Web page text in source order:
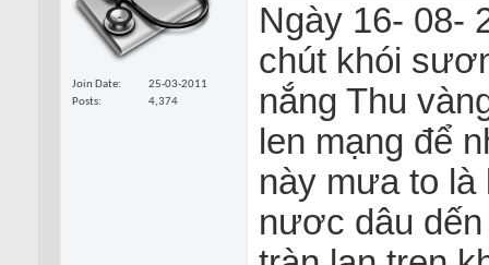
Join Date
25-03-2011
Posts
4,374
Ngày 16- 08-
chút khói
nắng Thu
len mạng để
này mưa to là
nươc dâu